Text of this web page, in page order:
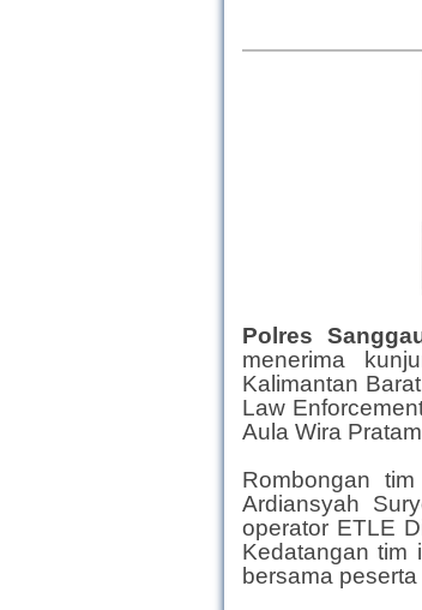
Polres
menerima
Kalimantan
Law
Aula Wira
Rombongan
Ardiansyah
operator ETLE
Kedatangan tim
bersama